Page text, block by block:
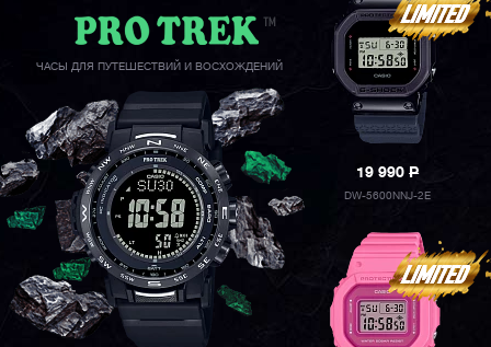
ЧАСЫ ДЛЯ ПУТЕШЕСТВИЙ И ВОСХОЖДЕНИЙ
19 990P
DW-5600NNJ-2E